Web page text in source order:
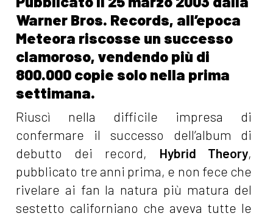
Warner Bros. Records, all’epoca
Meteora riscosse un successo
clamoroso, vendendo più di
800.000 copie solo nella prima
settimana.
Riuscì nella difficile impresa di
confermare il successo dell’album di
debutto dei record, Hybrid Theory,
pubblicato tre anni prima, e non fece che
rivelare ai fan la natura più matura del
sestetto californiano che aveva tutte le